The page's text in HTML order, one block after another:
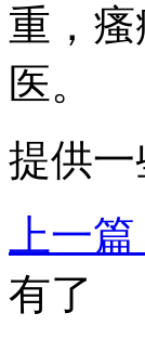
重，
医。
提供
上一
有了